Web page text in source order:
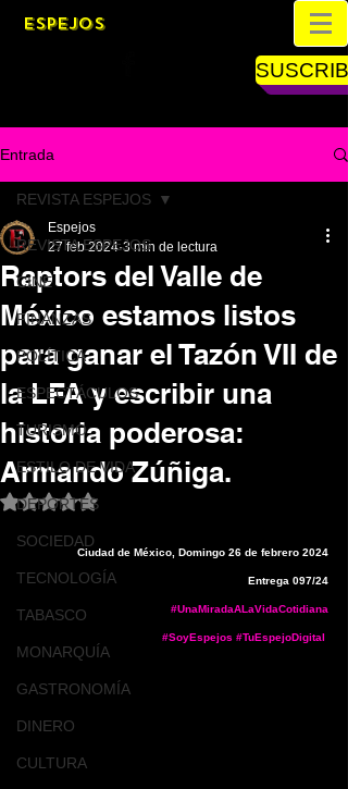
ESPEJOS
Entrada
REVISTA ESPEJOS
CINE
FINANZAS
POLÍTICA
ESPECTÁCULOS
TURISMO
ESTILO DE VIDA
DEPORTES
SOCIEDAD
TECNOLOGÍA
TABASCO
MONARQUÍA
GASTRONOMÍA
DINERO
CULTURA
REVISTA ESPEJOS
Raptors del Valle de
México estamos listos
para ganar el Tazón VII de
la LFA y escribir una
historia poderosa:
Armando Zúñiga.
Espejos
27 feb 2024 3 min de lectura
Obtuvo NaN de 5 estrellas.
Ciudad de México, Domingo 26 de febrero 2024
Entrega 097/24
#UnaMiradaALaVidaCotidiana
#SoyEspejos #TuEspejoDigital